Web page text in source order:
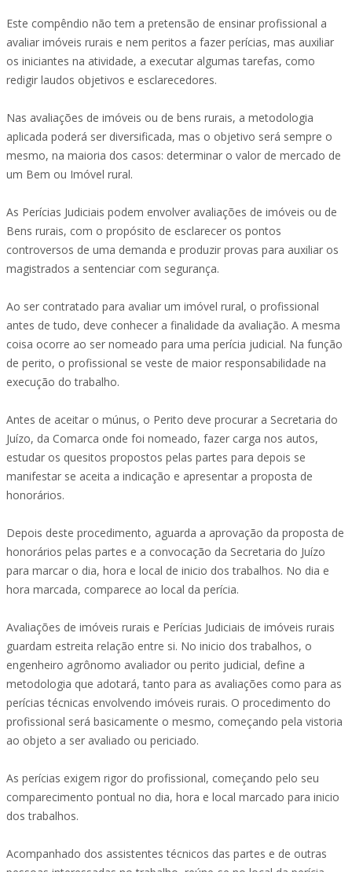
Este compêndio não tem a pretensão de ensinar profissional a
avaliar imóveis rurais e nem peritos a fazer perícias, mas auxiliar
os iniciantes na atividade, a executar algumas tarefas, como
redigir laudos objetivos e esclarecedores.
Nas avaliações de imóveis ou de bens rurais, a metodologia
aplicada poderá ser diversificada, mas o objetivo será sempre o
mesmo, na maioria dos casos: determinar o valor de mercado de
um Bem ou Imóvel rural.
As Perícias Judiciais podem envolver avaliações de imóveis ou de
Bens rurais, com o propósito de esclarecer os pontos
controversos de uma demanda e produzir provas para auxiliar os
magistrados a sentenciar com segurança.
Ao ser contratado para avaliar um imóvel rural, o profissional
antes de tudo, deve conhecer a finalidade da avaliação. A mesma
coisa ocorre ao ser nomeado para uma perícia judicial. Na função
de perito, o profissional se veste de maior responsabilidade na
execução do trabalho.
Antes de aceitar o múnus, o Perito deve procurar a Secretaria do
Juízo, da Comarca onde foi nomeado, fazer carga nos autos,
estudar os quesitos propostos pelas partes para depois se
manifestar se aceita a indicação e apresentar a proposta de
honorários.
Depois deste procedimento, aguarda a aprovação da proposta de
honorários pelas partes e a convocação da Secretaria do Juízo
para marcar o dia, hora e local de inicio dos trabalhos. No dia e
hora marcada, comparece ao local da perícia.
Avaliações de imóveis rurais e Perícias Judiciais de imóveis rurais
guardam estreita relação entre si. No inicio dos trabalhos, o
engenheiro agrônomo avaliador ou perito judicial, define a
metodologia que adotará, tanto para as avaliações como para as
perícias técnicas envolvendo imóveis rurais. O procedimento do
profissional será basicamente o mesmo, começando pela vistoria
ao objeto a ser avaliado ou periciado.
As perícias exigem rigor do profissional, começando pelo seu
comparecimento pontual no dia, hora e local marcado para inicio
dos trabalhos.
Acompanhado dos assistentes técnicos das partes e de outras